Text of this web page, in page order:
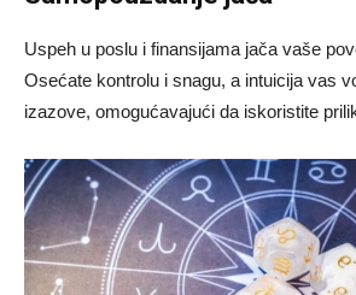
Uspeh u poslu i finansijama jača vaše
Osećate kontrolu i snagu, a intuicija vas
izazove, omogućavajući da iskoristite